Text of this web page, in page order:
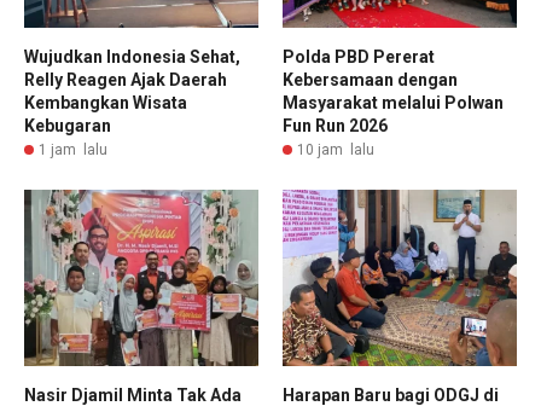
Wujudkan Indonesia Sehat,
Relly Reagen Ajak Daerah
Kembangkan Wisata
Kebugaran
1 jam lalu
Polda PBD Pererat
Kebersamaan dengan
Masyarakat melalui Polwan
Fun Run 2026
10 jam lalu
Nasir Djamil Minta Tak Ada
Harapan Baru bagi ODGJ di